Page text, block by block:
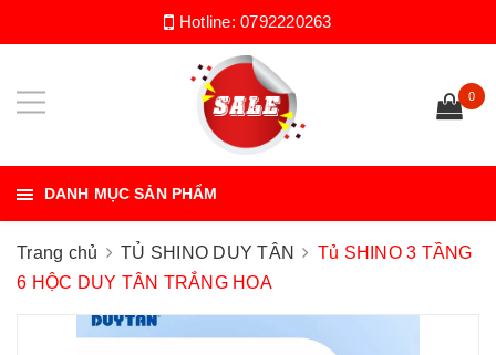
Hotline:0792220263
0
DANH MỤC SẢN PHẨM
Trang chủ TỦ SHINO DUY TÂN
Tủ SHINO 3 TẦNG
6 HỘC DUY TÂN TRẮNG HOA